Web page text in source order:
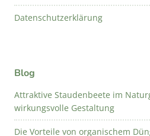
Datenschutzerklärung
Blog
Attraktive Staudenbeete im
wirkungsvolle Gestaltung
Die Vorteile von organischem